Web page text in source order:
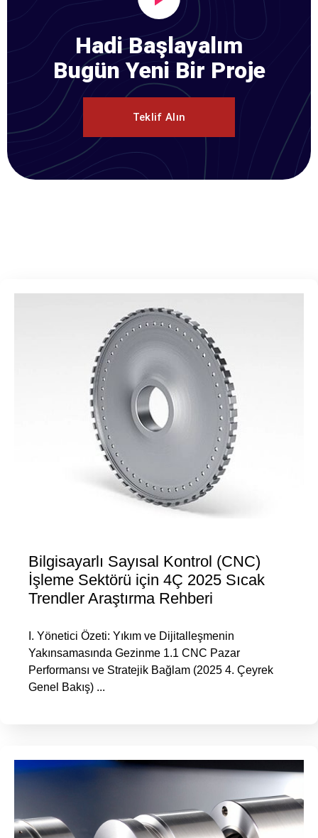
Hadi Başlayalım
Bugün Yeni Bir Proje
Teklif Alın
Bilgisayarlı Sayısal Kontrol (CNC)
İşleme Sektörü için 4Ç 2025 Sıcak
Trendler Araştırma Rehberi
I. Yönetici Özeti: Yıkım ve Dijitalleşmenin
Yakınsamasında Gezinme 1.1 CNC Pazar
Performansı ve Stratejik Bağlam (2025 4. Çeyrek
Genel Bakış) ...